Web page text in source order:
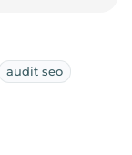
audit seo